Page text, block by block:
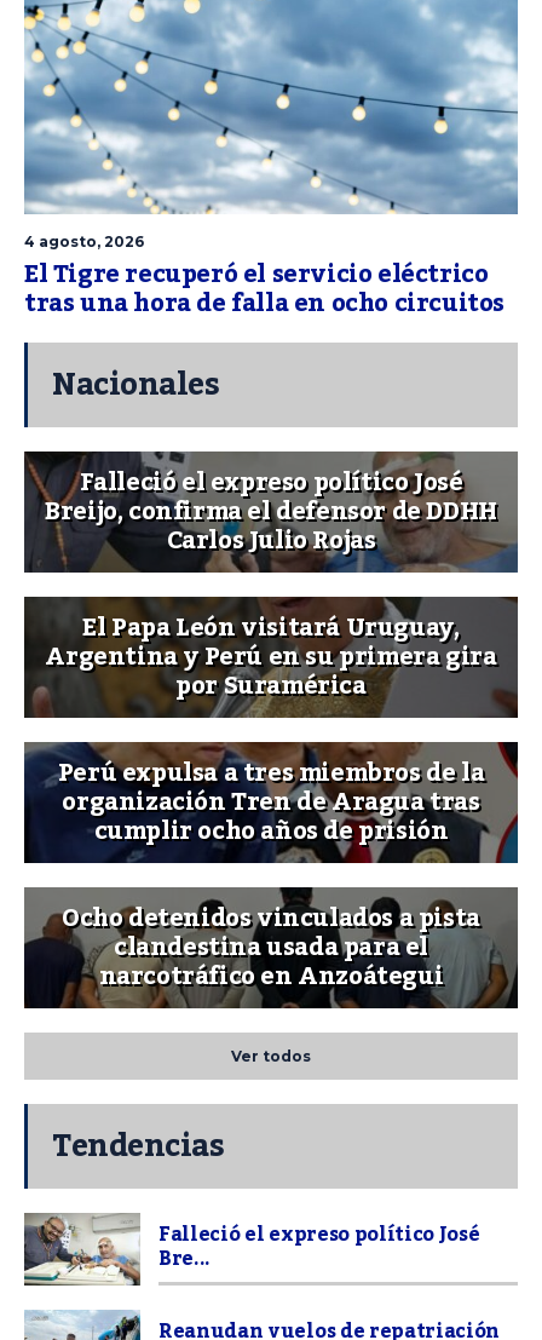
4 agosto, 2026
El Tigre recuperó el servicio eléctrico
tras una hora de falla en ocho circuitos
Nacionales
Falleció el expreso político José
Breijo, confirma el defensor de DDHH
Carlos Julio Rojas
El Papa León visitará Uruguay,
Argentina y Perú en su primera gira
por Suramérica
Perú expulsa a tres miembros de la
organización Tren de Aragua tras
cumplir ocho años de prisión
Ocho detenidos vinculados a pista
clandestina usada para el
narcotráfico en Anzoátegui
Ver todos
Tendencias
Falleció el expreso político José
Bre...
Reanudan vuelos de repatriación